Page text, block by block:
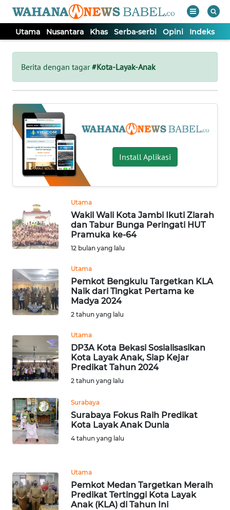
Utama Nusantara Khas Serba-serbi Opini Indeks
Berita dengan tagar#Kota-Layak-Anak
Install Aplikasi
Utama
Wakil Wali Kota Jambi Ikuti Ziarah
dan Tabur Bunga Peringati HUT
Pramuka ke-64
12 bulan yang lalu
Utama
Pemkot Bengkulu Targetkan KLA
Naik dari Tingkat Pertama ke
Madya 2024
2 tahun yang lalu
Utama
DP3A Kota Bekasi Sosialisasikan
Kota Layak Anak, Siap Kejar
Predikat Tahun 2024
2 tahun yang lalu
Surabaya
Surabaya Fokus Raih Predikat
Kota Layak Anak Dunia
4 tahun yang lalu
Utama
Pemkot Medan Targetkan Meraih
Predikat Tertinggi Kota Layak
Anak (KLA) di Tahun Ini
Tutup
UTAMA
NUSANTARA
KHAS
SERBA-
SERBI
OPINI
Informasi
INDEKS
BERITA
KONTAK
KAMI
INFO
IKLAN
TENTANG
PEDOMAN
MEDIA
SIBER
KARIR